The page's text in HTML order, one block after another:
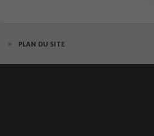
PLAN DU SITE